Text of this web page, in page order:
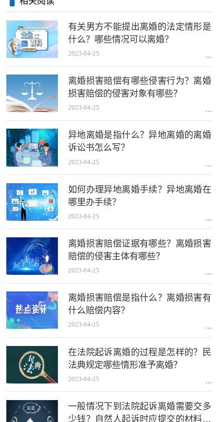
有关男方不能提出离婚的法定情形是
什么？哪些情况可以离婚？
2023-04-25
离婚损害赔偿有哪些侵害行为？离婚
损害赔偿的侵害对象有哪些？
2023-04-25
异地离婚是指什么？异地离婚的离婚
诉讼书怎么写？
2023-04-25
如何办理异地离婚手续？异地离婚在
哪里办手续？
2023-04-25
离婚损害赔偿证据有哪些？离婚损害
赔偿的侵害主体有哪些？
2023-04-25
离婚损害赔偿是指什么？离婚损害有
什么赔偿内容？
2023-04-25
在法院起诉离婚的过程是怎样的？民
法典规定哪些情形准予离婚？
2023-04-25
一般情况下到法院起诉离婚需要交多
少钱？自然人起诉时应提交的材料有